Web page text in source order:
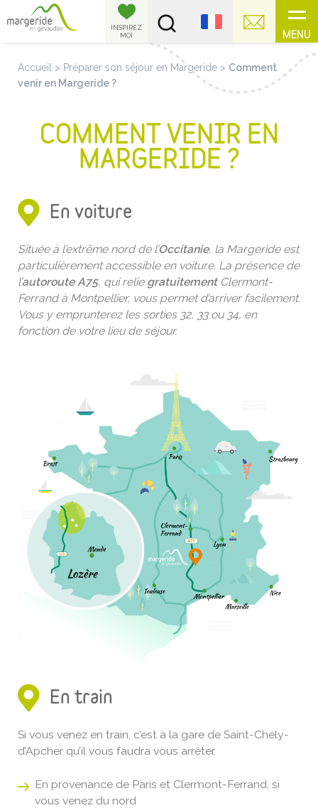
MENU
INSPIREZ
MOI
Accueil > Préparer son séjour en Margeride > Comment
venir en Margeride ?
COMMENT VENIR EN
MARGERIDE ?
En voiture
Située à l’extrême nord de l’Occitanie, la Margeride est
particulièrement accessible en voiture. La présence de
l’autoroute A75, qui relie gratuitementClermont-
Ferrand à Montpellier, vous permet d’arriver facilement.
Vous y emprunterez les sorties 32, 33 ou 34, en
fonction de votre lieu de séjour.
En train
Si vous venez en train, c’est à la gare de Saint-Chély-
d’Apcher qu’il vous faudra vous arrêter.
En provenance de Paris et Clermont-Ferrand, si
vous venez du nord
Panneau de gestion des cookies